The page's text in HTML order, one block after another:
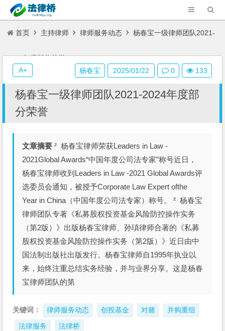
首页 主持律师 律师服务动态 杨春宝一级律师团队2021-
2024年度部分荣誉
杨春宝一级律师团队2021-2024年度部
分荣誉
文章摘要 ² 杨春宝律师荣获Leaders in Law -
2021Global Awards“中国年度公司法专家”称号近日，
杨春宝律师收到Leaders in Law -2021 Global Awards评
选委员会通知，被授予Corporate Law Expert ofthe
Year in China（中国年度公司法专家）称号。 ² 杨春宝
律师团队专著《私募股权投资基金风险防控操作实务
（第2版）》出版杨春宝律师、孙瑱律师合著的《私募
股权投资基金风险防控操作实务（第2版）》近日由中
国法制出版社出版发行。杨春宝律师自1995年执业以
来，始终注重总结实务经验，并与业界分享。这是杨春
宝律师团队的第
关键词： 律师服务动态 创投基金 对赌 并购重组
法律服务 法律桥
杨春宝 2025/01/22 0 133
A+